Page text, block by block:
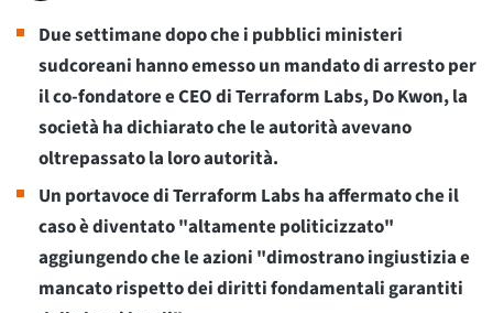
Due settimane dopo che i pubblici ministeri
sudcoreani hanno emesso un mandato di arresto per
il co-fondatore e CEO di Terraform Labs, Do Kwon, la
società ha dichiarato che le autorità avevano
oltrepassato la loro autorità.
Un portavoce di Terraform Labs ha affermato che il
caso è diventato "altamente politicizzato"
aggiungendo che le azioni "dimostrano ingiustizia e
mancato rispetto dei diritti fondamentali garantiti